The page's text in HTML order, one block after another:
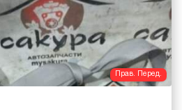
Прав. Перед.